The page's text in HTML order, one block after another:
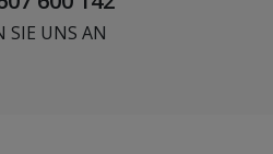
SIE UNS AN